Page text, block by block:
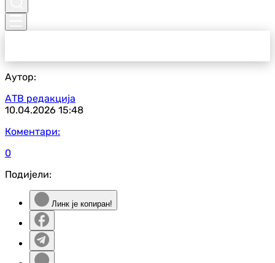
Аутор:
АТВ редакција
10.04.2026 15:48
Коментари:
0
Подијели:
Линк је копиран!